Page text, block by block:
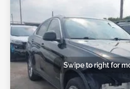
Swipe to right for